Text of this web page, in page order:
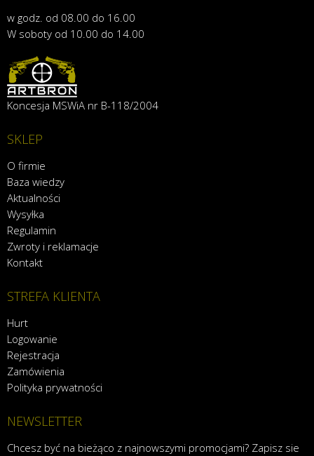
w godz. od 08.00 do 16.00
W soboty od 10.00 do 14.00
Koncesja MSWiA nr B-118/2004
SKLEP
O firmie
Baza wiedzy
Aktualności
Wysyłka
Regulamin
Zwroty i reklamacje
Kontakt
STREFA KLIENTA
Hurt
Logowanie
Rejestracja
Zamówienia
Polityka prywatności
NEWSLETTER
Chcesz być na bieżąco z najnowszymi promocjami? Zapisz sie